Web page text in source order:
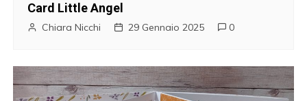
Card Little Angel
Chiara Nicchi 29 Gennaio 2025 0